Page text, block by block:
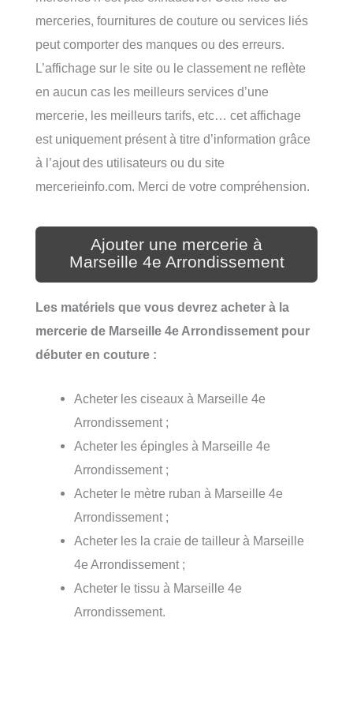
merceries, fournitures de couture ou services liés
peut comporter des manques ou des erreurs.
L’affichage sur le site ou le classement ne reflète
en aucun cas les meilleurs services d’une
mercerie, les meilleurs tarifs, etc… cet affichage
est uniquement présent à titre d’information grâce
à l’ajout des utilisateurs ou du site
mercerieinfo.com. Merci de votre compréhension.
Ajouter une mercerie à
Marseille 4e Arrondissement
Les matériels que vous devrez acheter à la
mercerie de Marseille 4e Arrondissement pour
débuter en couture :
Acheter les ciseaux à Marseille 4e
Arrondissement ;
Acheter les épingles à Marseille 4e
Arrondissement ;
Acheter le mètre ruban à Marseille 4e
Arrondissement ;
Acheter les la craie de tailleur à Marseille
4e Arrondissement ;
Acheter le tissu à Marseille 4e
Arrondissement.